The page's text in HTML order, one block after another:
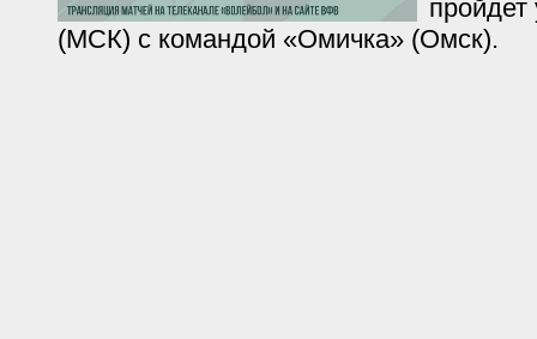
пройдет
(МСК) с командой «Омичка» (Омск).